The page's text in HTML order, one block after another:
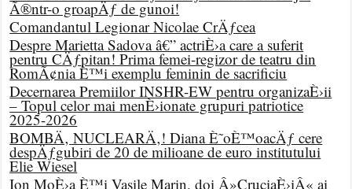
Ã®ntr-o groapÄƒ de gunoi!
Comandantul Legionar Nicolae CrÄƒcea
Despre Marietta Sadova â€” actriÈ›a care a suferit
pentru CÄƒpitan! Prima femei-regizor de teatru din
RomÃ¢nia È™i exemplu feminin de sacrificiu
Decernarea Premiilor INSHR-EW pentru organizaÈ›ii
– Topul celor mai menÈ›ionate grupuri patriotice
2025-2026
BOMBÄ‚ NUCLEARÄ‚! Diana È˜oÈ™oacÄƒ cere
despÄƒgubiri de 20 de milioane de euro institutului
Elie Wiesel
Ion MoÈ›a È™i Vasile Marin, doi Â»CruciaÈ›iÂ« ai